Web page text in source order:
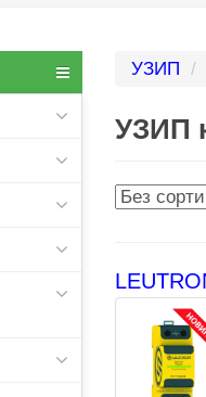
УЗИП
УЗИП